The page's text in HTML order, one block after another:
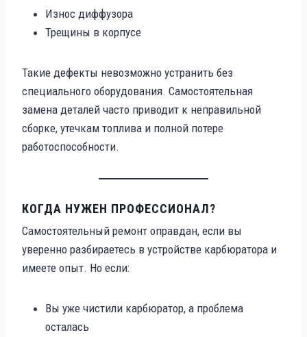
Износ диффузора
Трещины в корпусе
Такие дефекты невозможно устранить без
специального оборудования. Самостоятельная
замена деталей часто приводит к неправильной
сборке, утечкам топлива и полной потере
работоспособности.
КОГДА НУЖЕН ПРОФЕССИОНАЛ?
Самостоятельный ремонт оправдан, если вы
уверенно разбираетесь в устройстве карбюратора и
имеете опыт. Но если:
Вы уже чистили карбюратор, а проблема
осталась